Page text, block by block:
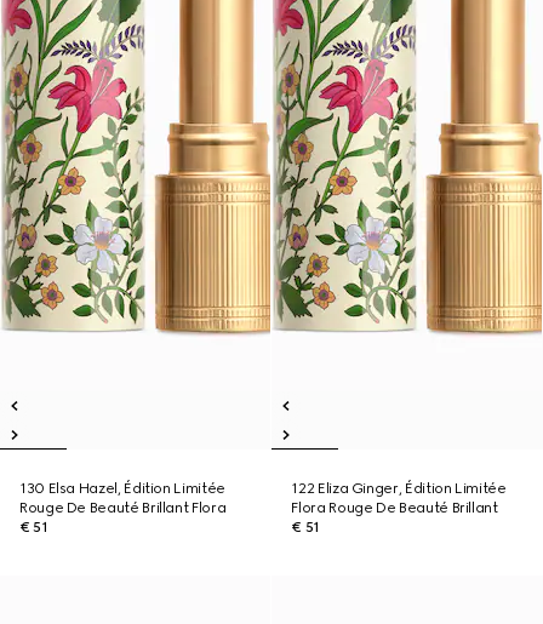
130 Elsa Hazel, Édition Limitée
Rouge De Beauté Brillant Flora
€ 51
122 Eliza Ginger, Édition Limitée
Flora Rouge De Beauté Brillant
€ 51